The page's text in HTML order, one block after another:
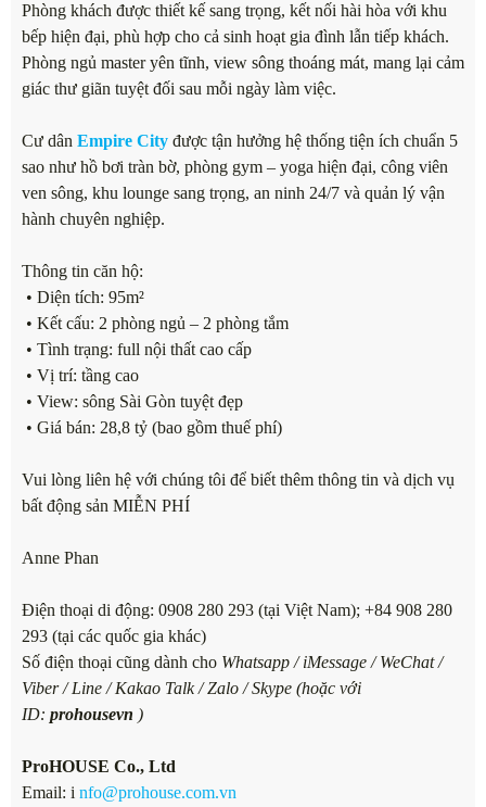
Phòng khách được thiết kế sang trọng, kết nối hài hòa với khu
bếp hiện đại, phù hợp cho cả sinh hoạt gia đình lẫn tiếp khách.
Phòng ngủ master yên tĩnh, view sông thoáng mát, mang lại cảm
giác thư giãn tuyệt đối sau mỗi ngày làm việc.
Cư dân Empire City được tận hưởng hệ thống tiện ích chuẩn 5
sao như hồ bơi tràn bờ, phòng gym – yoga hiện đại, công viên
ven sông, khu lounge sang trọng, an ninh 24/7 và quản lý vận
hành chuyên nghiệp.
Thông tin căn hộ:
• Diện tích: 95m²
• Kết cấu: 2 phòng ngủ – 2 phòng tắm
• Tình trạng: full nội thất cao cấp
• Vị trí: tầng cao
• View: sông Sài Gòn tuyệt đẹp
• Giá bán: 28,8 tỷ (bao gồm thuế phí)
Vui lòng liên hệ với chúng tôi để biết thêm thông tin và dịch vụ
bất động sản MIỄN PHÍ
Anne Phan
Điện thoại di động: 0908 280 293 (tại Việt Nam); +84 908 280
293 (tại các quốc gia khác)
Số điện thoại cũng dành cho Whatsapp / iMessage / WeChat /
Viber / Line / Kakao Talk / Zalo / Skype (hoặc với
ID: prohousevn )
ProHOUSE Co., Ltd
Email: i nfo@prohouse.com.vn